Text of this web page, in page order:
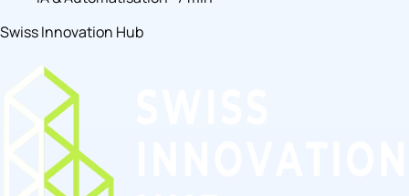
Swiss Innovation Hub